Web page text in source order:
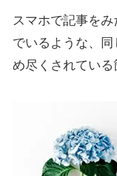
スマホで記事を
でいるような、
め尽くされている